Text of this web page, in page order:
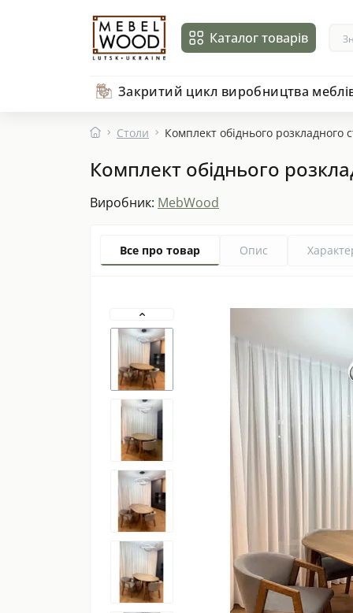
Каталог товарів
Закритий цикл виробництва
Столи Комплект обіднього
Комплект обіднього
Виробник: MebWood
Все про товар Опис